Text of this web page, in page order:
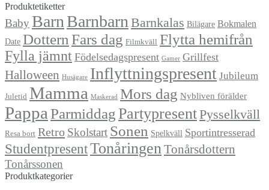
Produktetiketter
Baby Barn Barnbarn Barnkalas Bilägare Bokmalen
Date Dottern Fars dag Filmkväll Flytta hemifrån
Fylla jämnt Födelsedagspresent Gamer Grillfest
Halloween Husägare Inflyttningspresent Jubileum
Juletid Mamma Maskerad Mors dag Nybliven förälder
Pappa ParmiddagPartypresentPysselkväll
Resa bort Retro Skolstart Sonen Spelkväll Sportintresserad
StudentpresentTonåringen Tonårsdottern
Tonårssonen
Produktkategorier